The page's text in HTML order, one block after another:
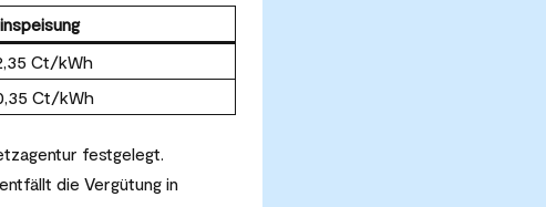
Ct/kWh
Ct/kWh
festgelegt.
die Vergütung in